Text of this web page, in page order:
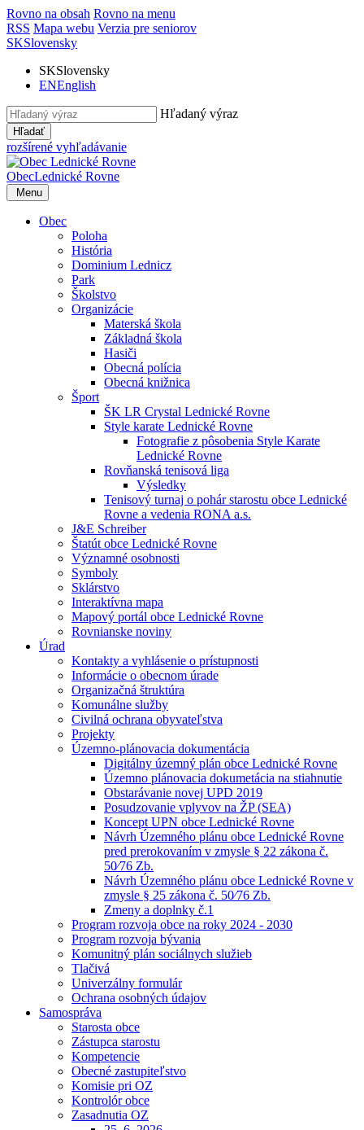
Rovno na obsah Rovno na menu
RSS Mapa webu Verzia pre seniorov
SKSlovensky
SKSlovensky
ENEnglish
Hľadaný výraz
Hľadať
rozšírené vyhľadávanie
ObecLednické Rovne
Menu
Obec
Poloha
História
Dominium Lednicz
Park
Školstvo
Organizácie
Materská škola
Základná škola
Hasiči
Obecná polícia
Obecná knižnica
Šport
ŠK LR Crystal Lednické Rovne
Style karate Lednické Rovne
Fotografie z pôsobenia Style Karate
Lednické Rovne
Rovňanská tenisová liga
Výsledky
Tenisový turnaj o pohár starostu obce Lednické
Rovne a vedenia RONA a.s.
J&E Schreiber
Štatút obce Lednické Rovne
Významné osobnosti
Symboly
Sklárstvo
Interaktívna mapa
Mapový portál obce Lednické Rovne
Rovnianske noviny
Úrad
Kontakty a vyhlásenie o prístupnosti
Informácie o obecnom úrade
Organizačná štruktúra
Komunálne služby
Civilná ochrana obyvateľstva
Projekty
Územno-plánovacia dokumentácia
Digitálny územný plán obce Lednické Rovne
Územno plánovacia dokumetácia na stiahnutie
Obstarávanie novej UPD 2019
Posudzovanie vplyvov na ŽP (SEA)
Koncept UPN obce Lednické Rovne
Návrh Územného plánu obce Lednické Rovne
pred prerokovaním v zmysle § 22 zákona č.
50⁄76 Zb.
Návrh Územného plánu obce Lednické Rovne v
zmysle § 25 zákona č. 50⁄76 Zb.
Zmeny a doplnky č.1
Program rozvoja obce na roky 2024 - 2030
Program rozvoja bývania
Komunitný plán sociálnych služieb
Tlačivá
Univerzálny formulár
Ochrana osobných údajov
Samospráva
Starosta obce
Zástupca starostu
Kompetencie
Obecné zastupiteľstvo
Komisie pri OZ
Kontrolór obce
Zasadnutia OZ